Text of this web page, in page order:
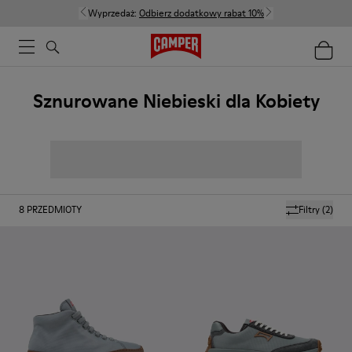
Wyprzedaż: Odbierz dodatkowy rabat 10%
Sznurowane Niebieski dla Kobiety
Filtry(2)
8 PRZEDMIOTY